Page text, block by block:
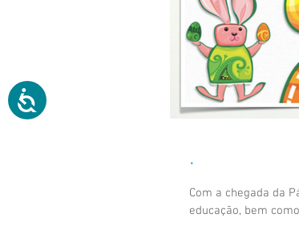
.
Com a chegada da
educação, bem